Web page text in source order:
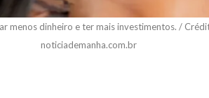
menos dinheiro e ter mais investimentos. /
noticiademanha.com.br